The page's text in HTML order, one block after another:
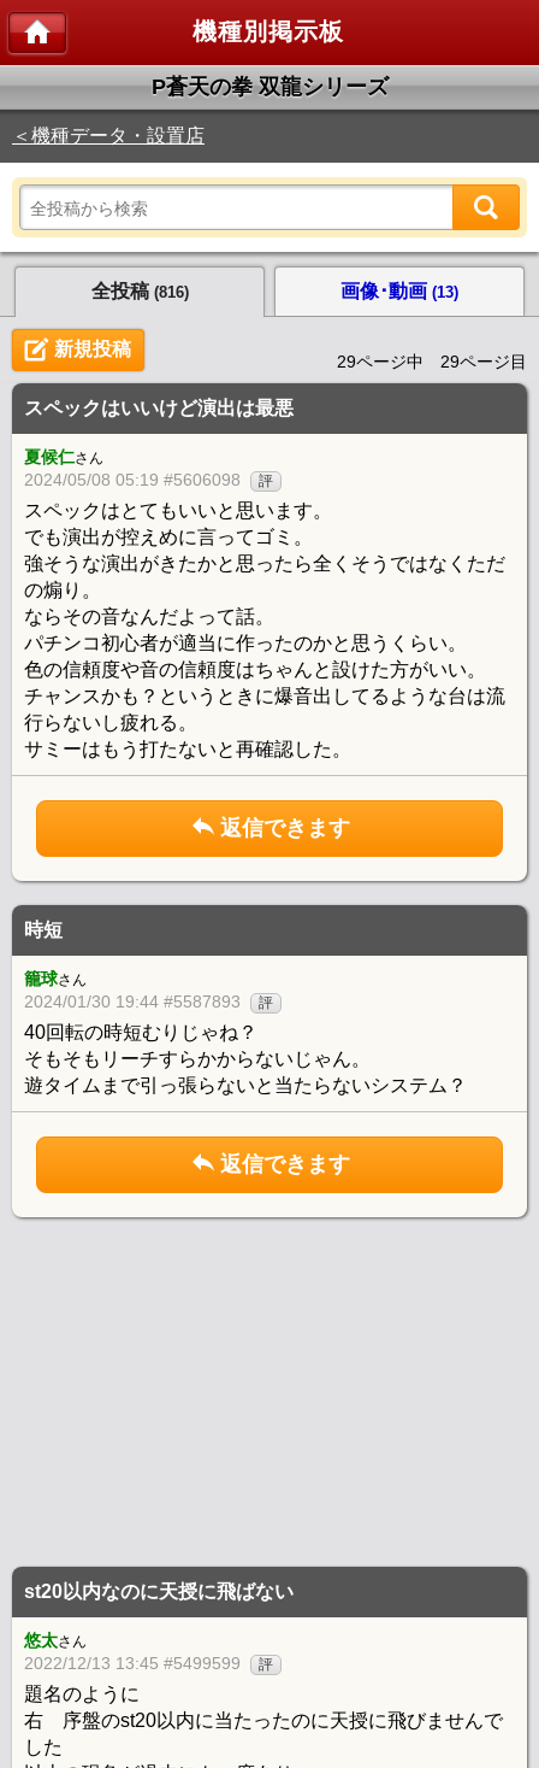
機種別掲示板
P蒼天の拳 双龍シリーズ
＜機種データ・設置店
全投稿 (816) 画像･動画 (13)
新規投稿
29ページ中 29ページ目
スペックはいいけど演出は最悪
夏候仁さん
2024/05/08 05:19 #5606098 評
スペックはとてもいいと思います。
でも演出が控えめに言ってゴミ。
強そうな演出がきたかと思ったら全くそうではなくただ
の煽り。
ならその音なんだよって話。
パチンコ初心者が適当に作ったのかと思うくらい。
色の信頼度や音の信頼度はちゃんと設けた方がいい。
チャンスかも？というときに爆音出してるような台は流
行らないし疲れる。
サミーはもう打たないと再確認した。
返信できます
時短
籠球さん
2024/01/30 19:44 #5587893 評
40回転の時短むりじゃね？
そもそもリーチすらかからないじゃん。
遊タイムまで引っ張らないと当たらないシステム？
返信できます
st20以内なのに天授に飛ばない
悠太さん
2022/12/13 13:45 #5499599 評
題名のように
右 序盤のst20以内に当たったのに天授に飛びませんで
した